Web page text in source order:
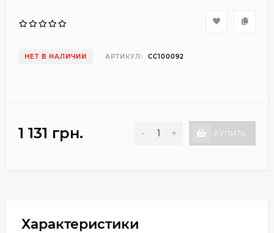
НЕТ В НАЛИЧИИ АРТИКУЛ: CC100092
1 131 грн. - + КУПИТЬ
Характеристики